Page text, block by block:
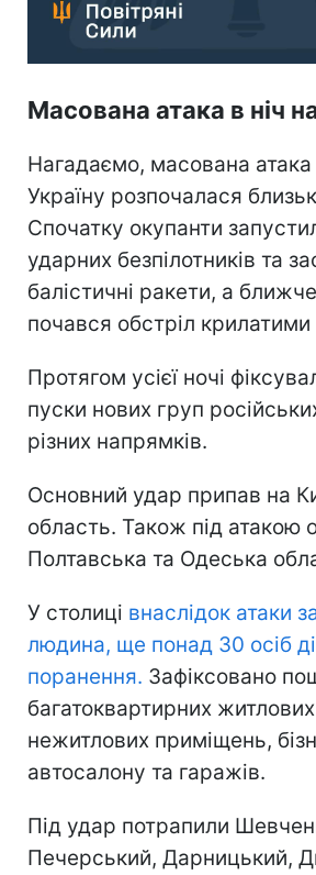
Масована атака в ніч
Нагадаємо, масована атака
Україну розпочалася
Спочатку окупанти
ударних безпілотників та
балістичні ракети, а
почався обстріл
Протягом усієї ночі
пуски нових груп
різних напрямків.
Основний удар припав на
область. Також під атакою
Полтавська та Одеська
У столиці внаслідок атаки
людина, ще понад 30 осіб
поранення. Зафіксовано
багатоквартирних
нежитлових приміщень,
автосалону та гаражів.
Під удар потрапили
Печерський, Дарницький,